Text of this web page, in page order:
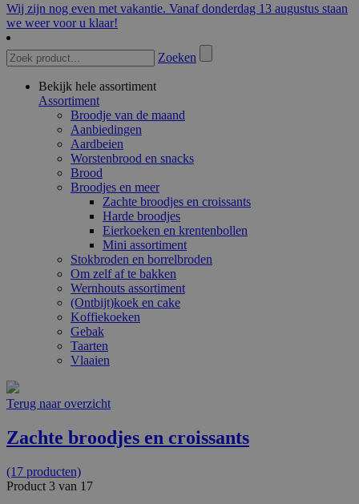
Wij zijn nog even met vakantie. Vanaf donderdag 13 augustus staan
we weer voor u klaar!
Zoeken
Bekijk hele assortiment
Assortiment
Broodje van de maand
Aanbiedingen
Aardbeien
Worstenbrood en snacks
Brood
Broodjes en meer
Zachte broodjes en croissants
Harde broodjes
Eierkoeken en krentenbollen
Mini assortiment
Stokbroden en borrelbroden
Om zelf af te bakken
Wernhouts assortiment
(Ontbijt)koek en cake
Koffiekoeken
Gebak
Taarten
Vlaaien
Terug naar overzicht
Zachte broodjes en croissants
(17 producten)
Product 3 van 17